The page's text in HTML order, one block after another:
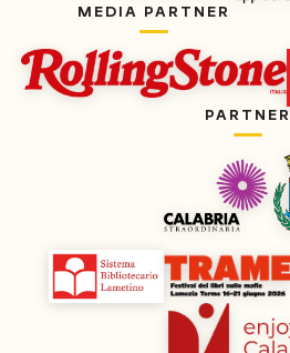
MEDIA PARTNER
PARTNER